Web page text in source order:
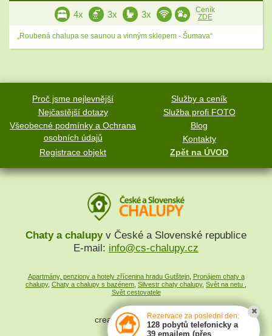
4x 3x 3x
Ceník
ZDE
„Roubená chalupa se saunou a vinným sklepem - Šumava“
Proč jsme nejlevnější
Služby a ceník
Nejčastější dotazy
Služba profi FOTO
Všeobecné podmínky a Ochrana
osobních údajů
Blog
Kontakty
Registrace objekt
Zpět na ÚVOD
Chaty a chalupyv České a Slovenské republice
E-mail: info@cs-chalupy.cz
Apartmány, penziony a hotely zřícenina hradu Gutštejn, Pronájem chaty a
chalupy, Chaty a chalupy s bazénem Silvestr chaty chalupy, Svět na netu
Svět cestovatele
created bySYMPACT
Rezervace za poslední den:
128 pobytů telefonicky a
39 emailem (přes